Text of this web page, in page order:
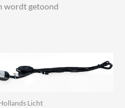
wordt getoond
Licht